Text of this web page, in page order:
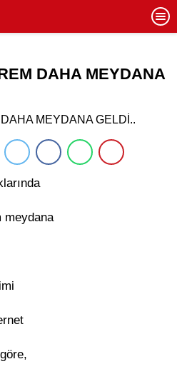
DAHA MEYDANA
meydana